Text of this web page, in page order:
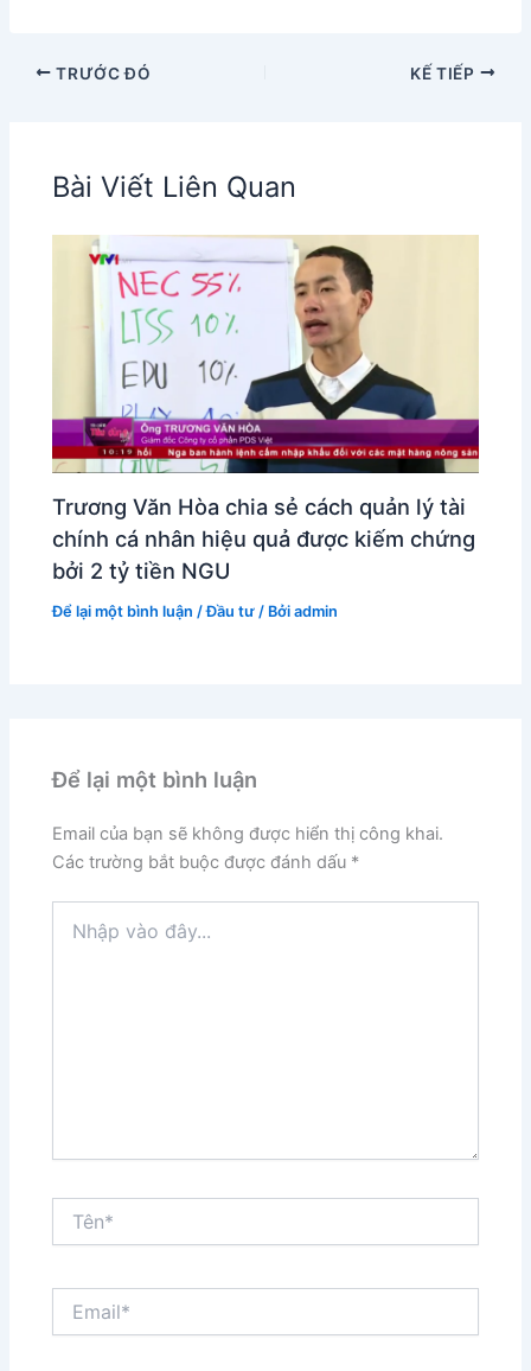
TRƯỚC ĐÓ KẾ TIẾP
Bài Viết Liên Quan
Trương Văn Hòa chia sẻ cách quản lý tài
chính cá nhân hiệu quả được kiếm chứng
bởi 2 tỷ tiền NGU
Để lại một bình luận /Đầu tư / Bởiadmin
Để lại một bình luận
Email của bạn sẽ không được hiển thị công khai.
Các trường bắt buộc được đánh dấu *
vào